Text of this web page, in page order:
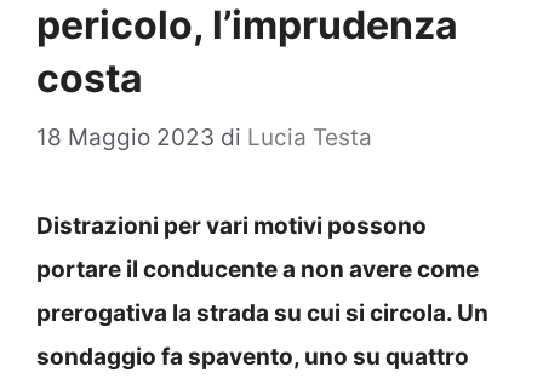
pericolo, l’imprudenza
costa
18 Maggio 2023 di Lucia Testa
Distrazioni per vari motivi possono
portare il conducente a non avere come
prerogativa la strada su cui si circola. Un
sondaggio fa spavento, uno su quattro